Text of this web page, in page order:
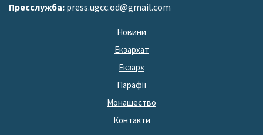
Пресслужба: press.ugcc.od@gmail.com
Новини
Екзархат
Екзарх
Парафії
Монашество
Контакти